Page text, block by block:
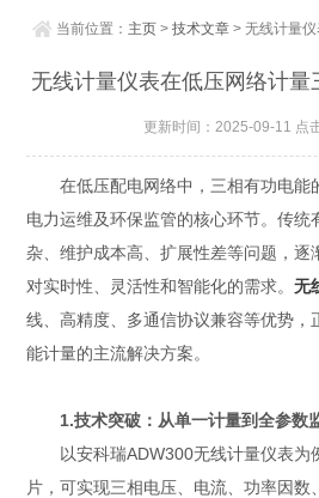
当前位置： 主页 >技术文章 > 无线计量
能的应用
无线计量仪表在低压网络计量
更新时间：2025-09-11 点
在低压配电网络中，三相有功电能
电力运维及环保监管的核心环节。传统
杂、维护成本高、扩展性差等问题，逐
对实时性、灵活性和智能化的需求。无
线、高精度、多通信协议兼容等优势，
能计量的主流解决方案。
1.技术突破：从单一计量到全参数
以安科瑞ADW300无线计量仪表为
片，可实现三相电压、电流、功率因数